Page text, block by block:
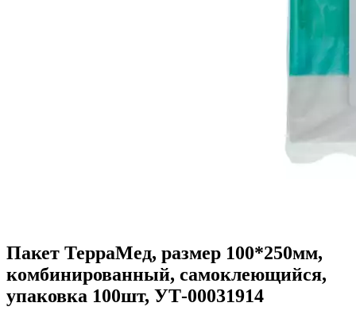
Пакет ТерраМед, размер 100*250мм,
комбинированный, самоклеющийся,
упаковка 100шт, УТ-00031914